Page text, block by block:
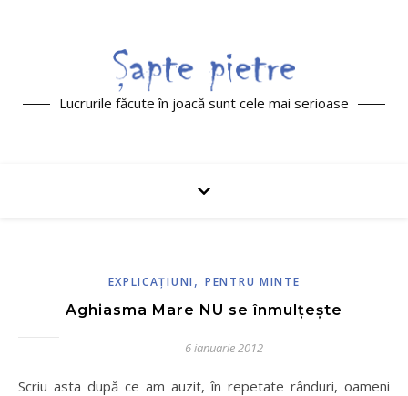
Lucrurile făcute în joacă sunt cele mai serioase
EXPLICAŢIUNI , PENTRU MINTE
Aghiasma Mare NU se înmulţeşte
6 ianuarie 2012
Scriu asta după ce am auzit, în repetate rânduri, oameni